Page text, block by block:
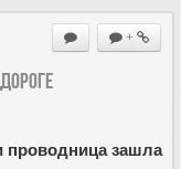
+
проводница зашла